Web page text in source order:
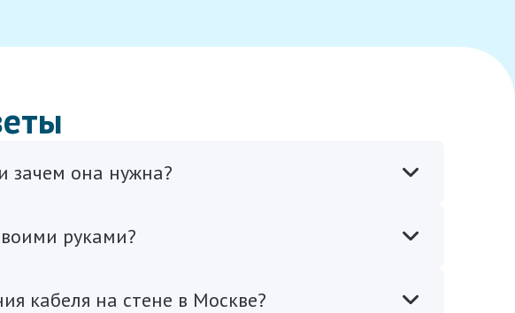
зачем она нужна?
руками?
кабеля на стене в Москве?